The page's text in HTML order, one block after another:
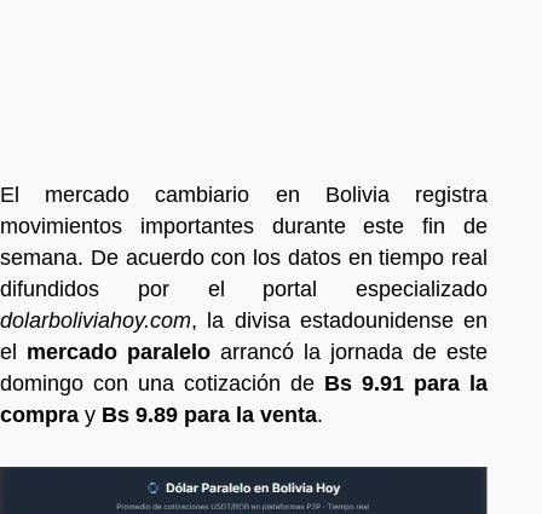
El mercado cambiario en Bolivia registra
movimientos importantes durante este fin de
semana. De acuerdo con los datos en tiempo real
difundidos por el portal especializado
dolarboliviahoy.com, la divisa estadounidense en
el mercado paralelo arrancó la jornada de este
domingo con una cotización de Bs 9.91 para la
compra y Bs 9.89 para la venta.